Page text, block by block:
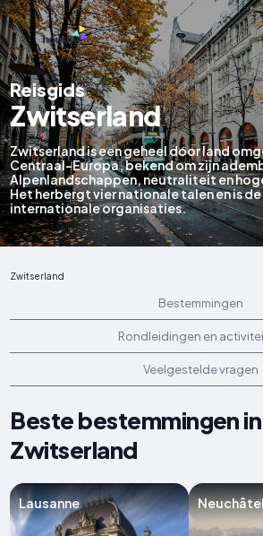
Reisgids
Zwitserland
Zwitserland is een geheel door land
Centraal-Europa, bekend om zijn
Alpenlandschappen, neutraliteit en
Het herbergt vier nationale talen en is
internationale organisaties.
Zwitserland
Bestemmingen
Rondleidingen en
Veelgestelde vragen
Beste bestemmingen in
Zwitserland
Lausanne